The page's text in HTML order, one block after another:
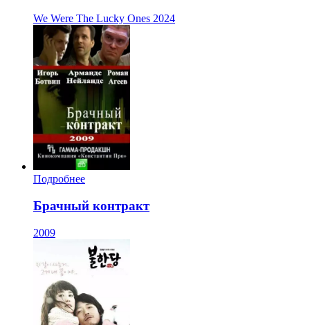
We Were The Lucky Ones 2024
Подробнее
Брачный контракт
2009